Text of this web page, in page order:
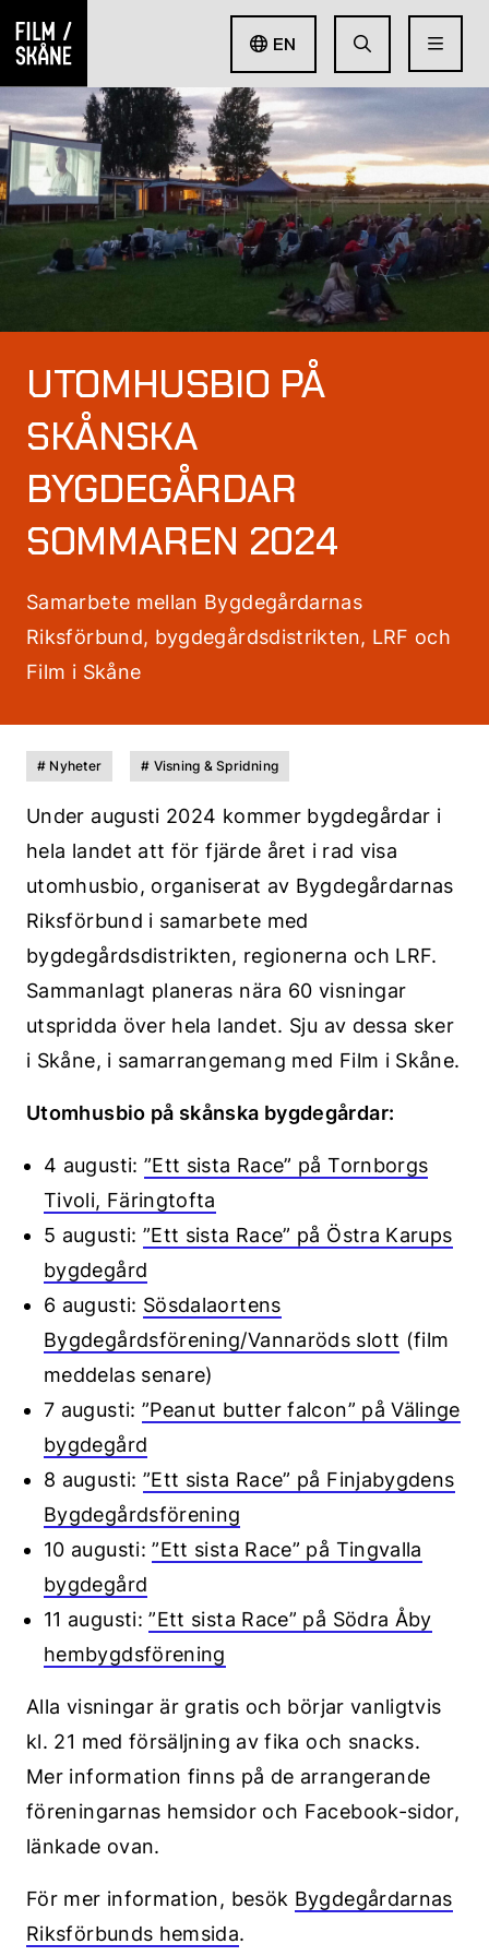
EN
UTOMHUSBIO PÅ
SKÅNSKA
BYGDEGÅRDAR
SOMMAREN 2024
Samarbete mellan Bygdegårdarnas
Riksförbund, bygdegårdsdistrikten, LRF och
Film i Skåne
# Nyheter # Visning & Spridning
Under augusti 2024 kommer bygdegårdar i
hela landet att för fjärde året i rad visa
utomhusbio, organiserat av Bygdegårdarnas
Riksförbund i samarbete med
bygdegårdsdistrikten, regionerna och LRF.
Sammanlagt planeras nära 60 visningar
utspridda över hela landet. Sju av dessa sker
i Skåne, i samarrangemang med Film i Skåne.
Utomhusbio på skånska bygdegårdar:
4 augusti: ”Ett sista Race” på Tornborgs
Tivoli, Färingtofta
5 augusti: ”Ett sista Race” på Östra Karups
bygdegård
6 augusti: Sösdalaortens
Bygdegårdsförening/Vannaröds slott (film
meddelas senare)
7 augusti: ”Peanut butter falcon” på Välinge
bygdegård
8 augusti: ”Ett sista Race” på Finjabygdens
Bygdegårdsförening
10 augusti:”Ett sista Race” på Tingvalla
bygdegård
11 augusti:”Ett sista Race” på Södra Åby
hembygdsförening
Alla visningar är gratis och börjar vanligtvis
kl. 21 med försäljning av fika och snacks.
Mer information finns på de arrangerande
föreningarnas hemsidor och Facebook-sidor,
länkade ovan.
För mer information, besök Bygdegårdarnas
Riksförbunds hemsida.